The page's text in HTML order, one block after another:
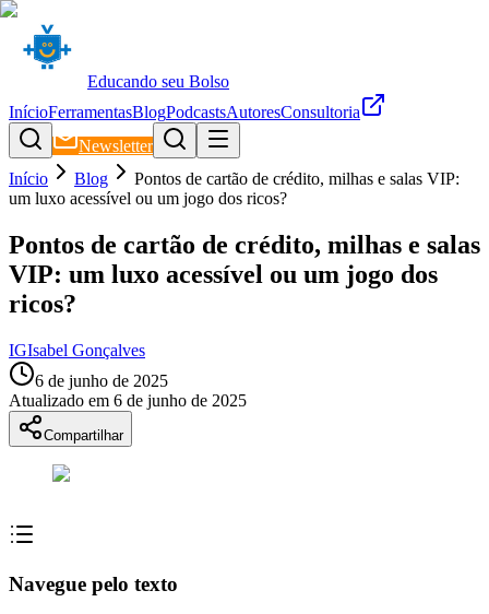
Educando seu Bolso
InícioFerramentasBlogPodcastsAutoresConsultoria
Newsletter
Início
Blog
Pontos de cartão de crédito, milhas e salas VIP:
um luxo acessível ou um jogo dos ricos?
Pontos de cartão de crédito, milhas e salas
VIP: um luxo acessível ou um jogo dos
ricos?
IGIsabel Gonçalves
6 de junho de 2025
Atualizado em 6 de junho de 2025
Compartilhar
Navegue pelo texto